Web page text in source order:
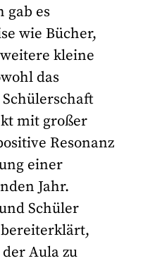
gab es
wie Bücher,
kleine
das
mit großer
Resonanz
einer
Jahr.
Schüler
Aula zu